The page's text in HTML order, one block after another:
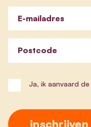
E-mailadres
Postcode
Ja, ik aanvaard de